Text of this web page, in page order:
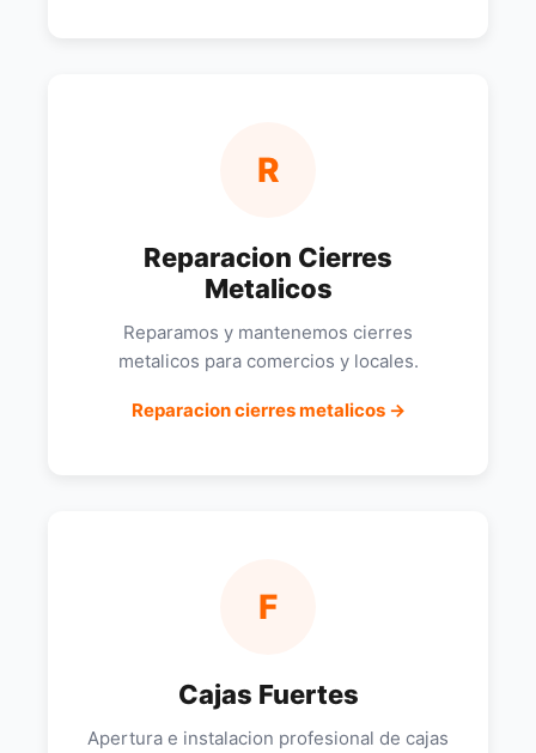
R
Reparacion Cierres
Metalicos
Reparamos y mantenemos cierres
metalicos para comercios y locales.
Reparacion cierres metalicos →
F
Cajas Fuertes
Apertura e instalacion profesional de cajas